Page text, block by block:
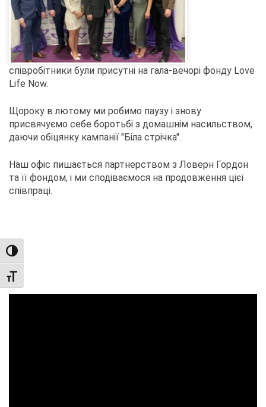
TOGGLE HIGH CONTRAST
TOGGLE FONT SIZE
співробітники були присутні на гала-вечорі фонду Love
Life Now.
Щороку в лютому ми робимо паузу і знову
присвячуємо себе боротьбі з домашнім насильством,
даючи обіцянку кампанії "Біла стрічка".
Наш офіс пишається партнерством з Ловерн Гордон
та її фондом, і ми сподіваємося на продовження цієї
співпраці.